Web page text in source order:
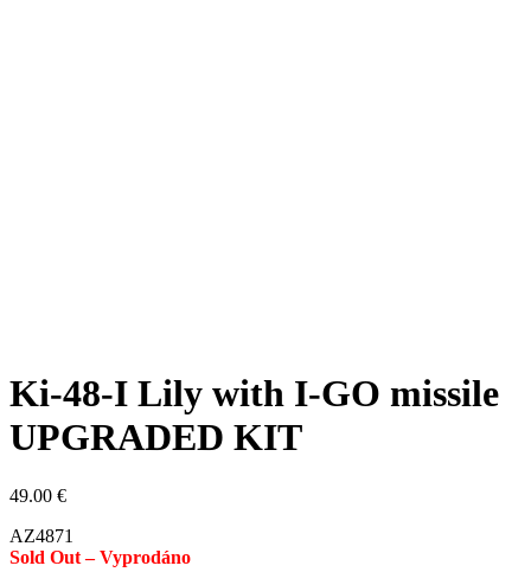
Ki-48-I Lily with I-GO missile
UPGRADED KIT
49.00 €
AZ4871
Sold Out – Vyprodáno